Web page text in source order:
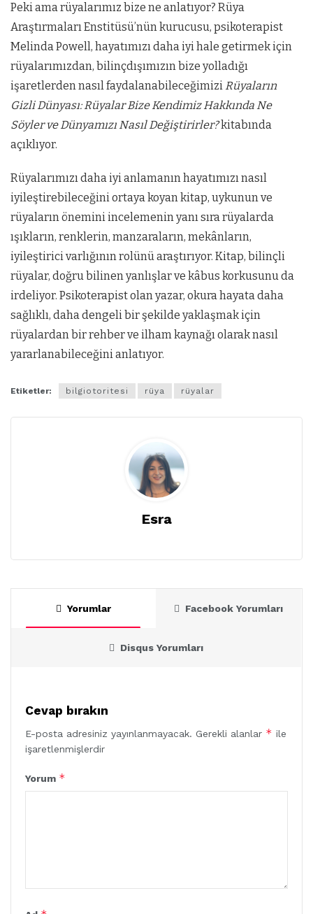
Peki ama rüyalarımız bize ne anlatıyor? Rüya
Araştırmaları Enstitüsü’nün kurucusu, psikoterapist
Melinda Powell, hayatımızı daha iyi hale getirmek için
rüyalarımızdan, bilinçdışımızın bize yolladığı
işaretlerden nasıl faydalanabileceğimizi Rüyaların
Gizli Dünyası: Rüyalar Bize Kendimiz Hakkında Ne
Söyler ve Dünyamızı Nasıl Değiştirirler?kitabında
açıklıyor.
Rüyalarımızı daha iyi anlamanın hayatımızı nasıl
iyileştirebileceğini ortaya koyan kitap, uykunun ve
rüyaların önemini incelemenin yanı sıra rüyalarda
ışıkların, renklerin, manzaraların, mekânların,
iyileştirici varlığının rolünü araştırıyor. Kitap, bilinçli
rüyalar, doğru bilinen yanlışlar ve kâbus korkusunu da
irdeliyor. Psikoterapist olan yazar, okura hayata daha
sağlıklı, daha dengeli bir şekilde yaklaşmak için
rüyalardan bir rehber ve ilham kaynağı olarak nasıl
yararlanabileceğini anlatıyor.
Etiketler: bilgiotoritesi rüya rüyalar
Esra
Yorumlar Facebook Yorumları
Disqus Yorumları
Cevap bırakın
E-posta adresiniz yayınlanmayacak. Gerekli alanlar * ile
işaretlenmişlerdir
Yorum *